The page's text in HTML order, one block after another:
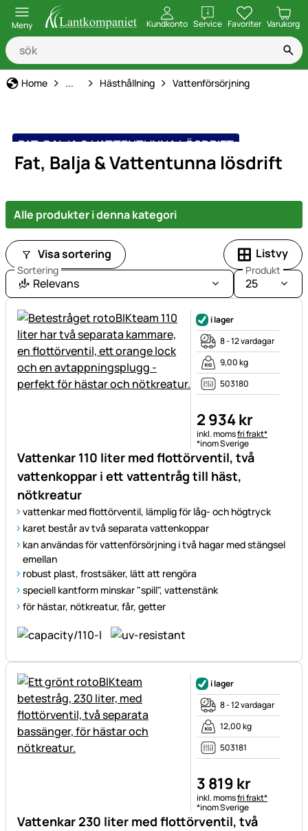
Meny Kundkonto ServiceöppnaFavoriter Varukorg
Home Djurhållning, Utfodring & Vård
... Hästhållning Vattenförsörjning
FAT, BALJA & VATTENTUNNA LÖSDRIFT
Fat, Balja & Vattentunna lösdrift
Alle produkter i denna kategori
Visa sortering Listvy
Sortering
Relevans
Produkt
25
Vattenkar 110 liter med flottörventil, två
vattenkoppar i ett vattentråg till häst,
nötkreatur
vattenkar med flottörventil, lämplig för låg- och högtryck
karet består av två separata vattenkoppar
kan användas för vattenförsörjning i två hagar med stängsel
emellan
robust plast, frostsäker, lätt att rengöra
speciell kantform minskar "spill", vattenstänk
för hästar, nötkreatur, får, getter
i lager
8 - 12 vardagar
9,00 kg
503180
2 934kr
Skatteinformation:
inkl. momsfri frakt*
*inom Sverige
Vattenkar 230 liter med flottörventil, två
i lager
8 - 12 vardagar
12,00 kg
503181
3 819 kr
Skatteinformation:
inkl. momsfri frakt*
*inom Sverige